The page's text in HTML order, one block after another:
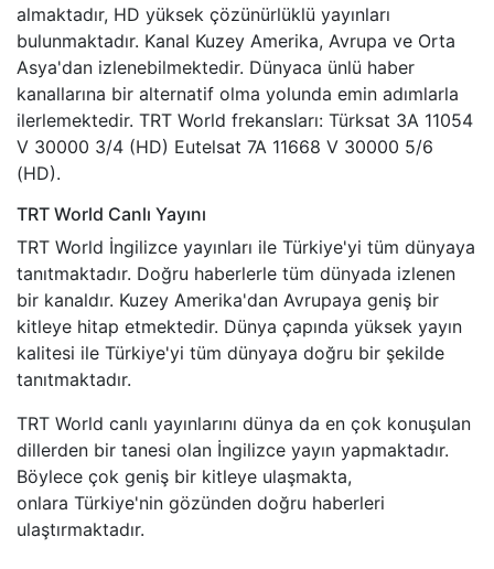
almaktadır, HD yüksek çözünürlüklü yayınları
bulunmaktadır. Kanal Kuzey Amerika, Avrupa ve Orta
Asya'dan izlenebilmektedir. Dünyaca ünlü haber
kanallarına bir alternatif olma yolunda emin adımlarla
ilerlemektedir. TRT World frekansları: Türksat 3A 11054
V 30000 3/4 (HD) Eutelsat 7A 11668 V 30000 5/6
(HD).
TRT World Canlı Yayını
TRT World İngilizce yayınları ile Türkiye'yi tüm dünyaya
tanıtmaktadır. Doğru haberlerle tüm dünyada izlenen
bir kanaldır. Kuzey Amerika'dan Avrupaya geniş bir
kitleye hitap etmektedir. Dünya çapında yüksek yayın
kalitesi ile Türkiye'yi tüm dünyaya doğru bir şekilde
tanıtmaktadır.
TRT World canlı yayınlarını dünya da en çok konuşulan
dillerden bir tanesi olan İngilizce yayın yapmaktadır.
Böylece çok geniş bir kitleye ulaşmakta,
onlara Türkiye'nin gözünden doğru haberleri
ulaştırmaktadır.